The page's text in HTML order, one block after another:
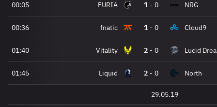
00:05 FURIA 1 - 0 NRG
00:36 fnatic 1 - 0 Cloud9
01:40 Vitality 2 - 0 Lucid
01:45 Liquid 2 - 0 North
29.05.19